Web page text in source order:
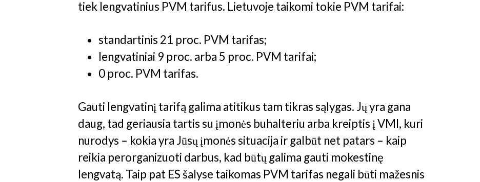
tiek lengvatinius PVM tarifus. Lietuvoje taikomi tokie PVM tarifai:
standartinis 21 proc. PVM tarifas;
lengvatiniai 9 proc. arba 5 proc. PVM tarifai;
0 proc. PVM tarifas.
Gauti lengvatinį tarifą galima atitikus tam tikras sąlygas. Jų yra gana
daug, tad geriausia tartis su įmonės buhalteriu arba kreiptis į VMI, kuri
nurodys – kokia yra Jūsų įmonės situacija ir galbūt net patars – kaip
reikia perorganizuoti darbus, kad būtų galima gauti mokestinę
lengvatą. Taip pat ES šalyse taikomas PVM tarifas negali būti mažesnis